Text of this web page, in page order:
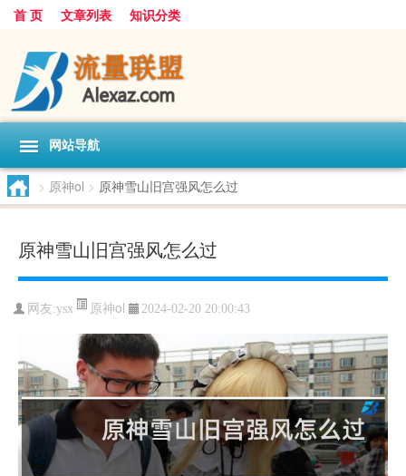
首 页 文章列表 知识分类
网站导航
> 原神ol > 原神雪山旧宫强风怎么过
原神雪山旧宫强风怎么过
网友:ysx 原神ol 2024-02-20 20:00:43